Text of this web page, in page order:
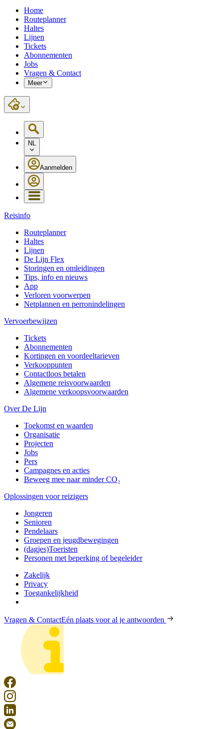
Home
Routeplanner
Haltes
Lijnen
Tickets
Abonnementen
Jobs
Vragen & Contact
Meer
NL
Aanmelden
Reisinfo
Routeplanner
Haltes
Lijnen
De Lijn Flex
Storingen en omleidingen
Tips, info en nieuws
App
Verloren voorwerpen
Netplannen en perronindelingen
Vervoerbewijzen
Tickets
Abonnementen
Kortingen en voordeeltarieven
Verkooppunten
Contactloos betalen
Algemene reisvoorwaarden
Algemene verkoopsvoorwaarden
Over De Lijn
Toekomst en waarden
Organisatie
Projecten
Jobs
Pers
Campagnes en acties
Beweeg mee naar minder CO₂
Oplossingen voor reizigers
Jongeren
Senioren
Pendelaars
Groepen en jeugdbewegingen
(dagjes)Toeristen
Personen met beperking of begeleider
Zakelijk
Privacy
Toegankelijkheid
Vragen & ContactEén plaats voor al je antwoorden